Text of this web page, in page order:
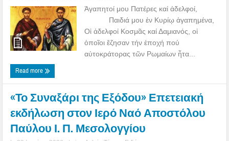
Ἀγαπητοί μου Πατέρες καί ἀδελφοί,
Παιδιά μου ἐν Κυρίῳ ἀγαπημένα,
Οἱ ἀδελφοί Κοσμᾶς καί Δαμιανός, οἱ
ὁποῖοι ἔζησαν τήν ἐποχή πού
αὐτοκράτορας τῶν Ρωμαίων ἦτα...
Read more
«Το Συναξάρι της Εξόδου» Επετειακή
εκδήλωση στον Ιερό Ναό Αποστόλου
Παύλου Ι. Π. Μεσολογγίου